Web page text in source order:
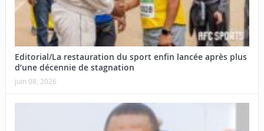
Editorial/La restauration du sport enfin lancée après plus
d’une décennie de stagnation
juin 08, 2026